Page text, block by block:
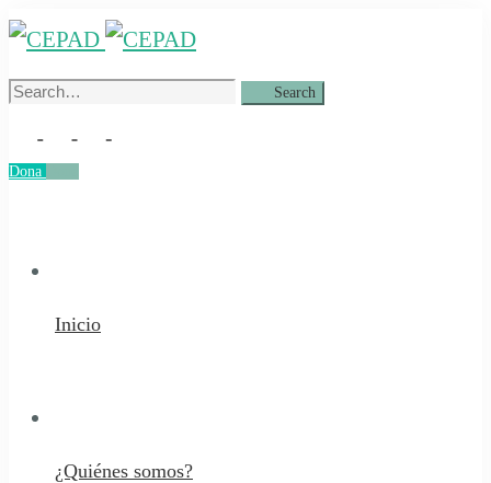
Search
Search
Dona
Inicio
¿Quiénes somos?